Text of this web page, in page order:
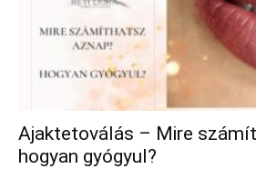
Ajaktetoválás – Mire
hogyan gyógyul?